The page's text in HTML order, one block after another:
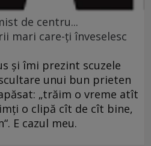
de centru...
mari care-ţi înveselesc
şi îmi prezint scuzele
unui bun prieten
„trăim o vreme atît
o clipă cît de cît bine,
E cazul meu.